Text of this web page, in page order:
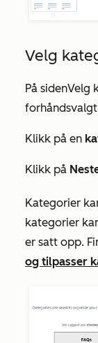
Velg
På sidenVelg
forhåndsvalgt
Klikk på en
Klikk på
Kategorier
kategorier
er satt opp.
og tilpasser